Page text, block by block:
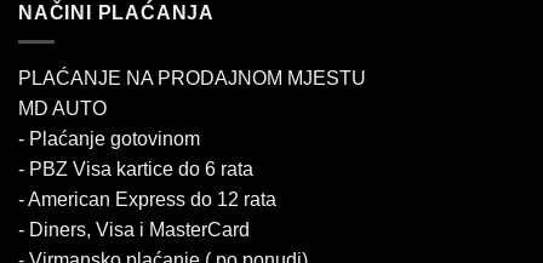
NAČINI PLAĆANJA
PLAĆANJE NA PRODAJNOM MJESTU
MD AUTO
- Plaćanje gotovinom
- PBZ Visa kartice do 6 rata
- American Express do 12 rata
- Diners, Visa i MasterCard